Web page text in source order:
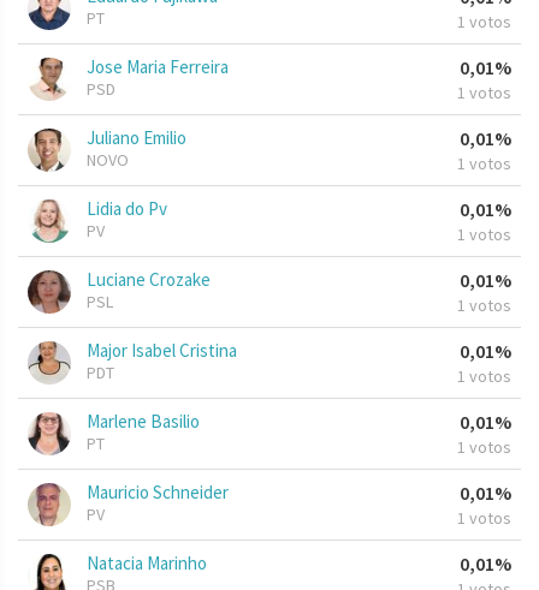
PT 1 votos
Jose Maria Ferreira
PSD
0,01%
1 votos
Juliano Emilio
NOVO
0,01%
1 votos
Lidia do Pv
PV
0,01%
1 votos
Luciane Crozake
PSL
0,01%
1 votos
Major Isabel Cristina
PDT
0,01%
1 votos
Marlene Basilio
PT
0,01%
1 votos
Mauricio Schneider
PV
0,01%
1 votos
Natacia Marinho
PSB
0,01%